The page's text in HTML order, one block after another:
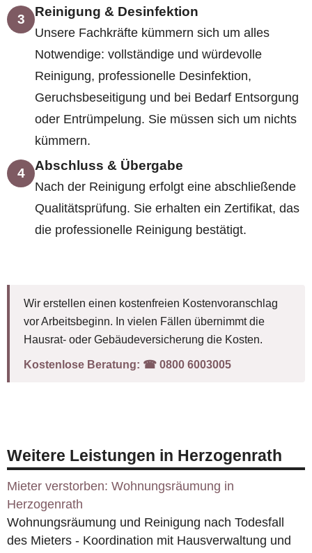
3 Reinigung & Desinfektion
Unsere Fachkräfte kümmern sich um alles
Notwendige: vollständige und würdevolle
Reinigung, professionelle Desinfektion,
Geruchsbeseitigung und bei Bedarf Entsorgung
oder Entrümpelung. Sie müssen sich um nichts
kümmern.
4 Abschluss & Übergabe
Nach der Reinigung erfolgt eine abschließende
Qualitätsprüfung. Sie erhalten ein Zertifikat, das
die professionelle Reinigung bestätigt.
Wir erstellen einen kostenfreien Kostenvoranschlag
vor Arbeitsbeginn. In vielen Fällen übernimmt die
Hausrat- oder Gebäudeversicherung die Kosten.
Kostenlose Beratung: ☎︎ 0800 6003005
Weitere Leistungen in Herzogenrath
Mieter verstorben: Wohnungsräumung in
Herzogenrath
Wohnungsräumung und Reinigung nach Todesfall
des Mieters - Koordination mit Hausverwaltung und